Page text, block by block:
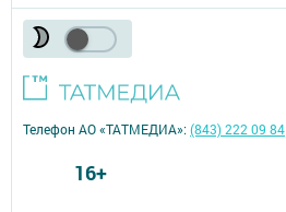
Телефон АО «ТАТМЕДИА»:(843) 222 09 84
16+